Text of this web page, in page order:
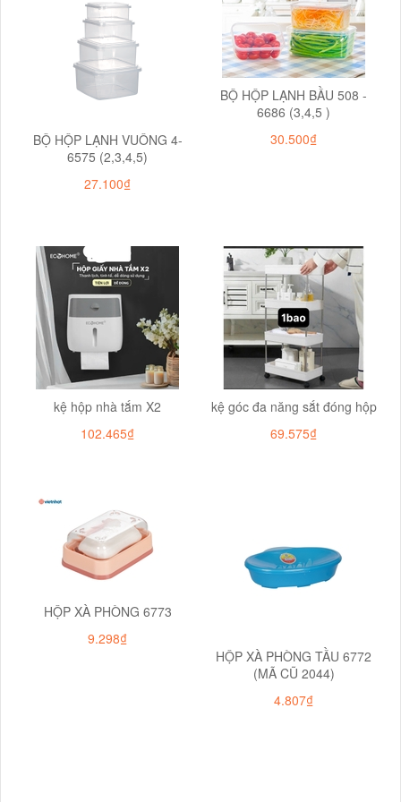
BỘ HỘP LẠNH VUÔNG 4-
6575 (2,3,4,5)
27.100₫
BỘ HỘP LẠNH BẦU 508 -
6686 (3,4,5 )
30.500₫
kệ hộp nhà tắm X2
102.465₫
kệ góc đa năng sắt đóng hộp
69.575₫
HỘP XÀ PHÒNG 6773
9.298₫
HỘP XÀ PHÒNG TẦU 6772
(MÃ CŨ 2044)
4.807₫